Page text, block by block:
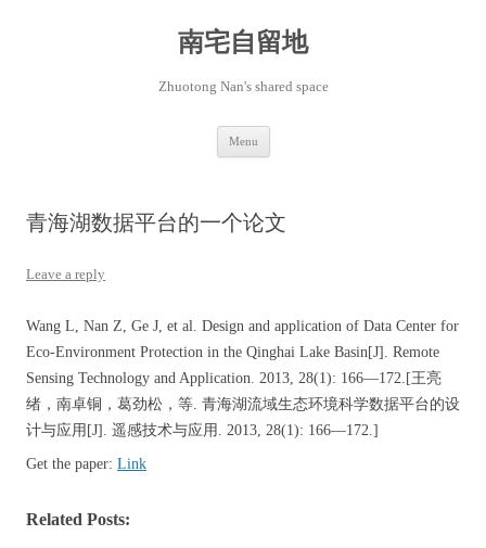
南宅自留地
Zhuotong Nan's shared space
Menu
青海湖数据平台的一个论文
Leave a reply
Wang L, Nan Z, Ge J, et al. Design and application of Data Center for
Eco-Environment Protection in the Qinghai Lake Basin[J]. Remote
Sensing Technology and Application. 2013, 28(1): 166—172.[王亮
绪，南卓铜，葛劲松，等. 青海湖流域生态环境科学数据平台的设
计与应用[J]. 遥感技术与应用. 2013, 28(1): 166—172.]
Get the paper: Link
Related Posts: